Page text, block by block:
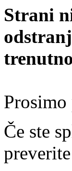
Strani
Prosimo
Če ste